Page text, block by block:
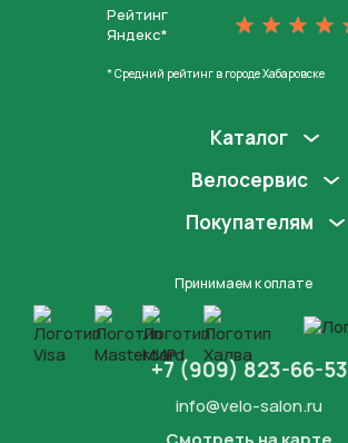
Рейтинг
Яндекс*
* Средний рейтинг в городе Хабаровске
Каталог
Велосервис
Покупателям
Принимаем к оплате
+7 (909) 823-66-53
info@velo-salon.ru